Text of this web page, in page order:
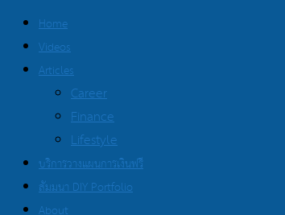
Home
Videos
Articles
Career
Finance
Lifestyle
บริการวางแผนการเงินฟรี
สัมมนา DIY Portfolio